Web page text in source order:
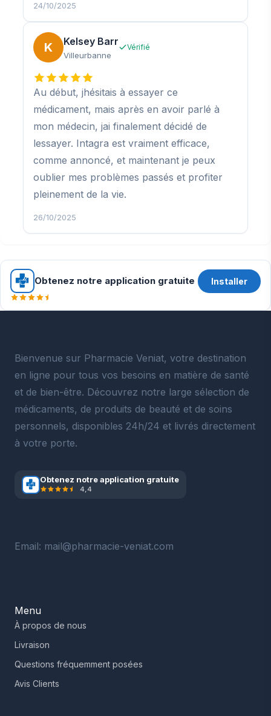
24/10/2025
K Kelsey Barr
Villeurbanne
Vérifié
Au début, jhésitais à essayer ce
médicament, mais après en avoir parlé à
mon médecin, jai finalement décidé de
lessayer. Intagra est vraiment efficace,
comme annoncé, et maintenant je peux
oublier mes problèmes passés et profiter
pleinement de la vie.
26/10/2025
Obtenez notre application gratuite Installer
Bienvenue sur Pharmacie Veniat, votre destination
en ligne pour tous vos besoins en matière de santé
et de bien-être. Découvrez notre large sélection de
médicaments, de produits de beauté et de soins
personnels, disponibles 24h/24 et livrés directement
à votre porte.
Obtenez notre application gratuite
4,4
Email: mail@pharmacie-veniat.com
Menu
À propos de nous
Livraison
Questions fréquemment posées
Avis Clients